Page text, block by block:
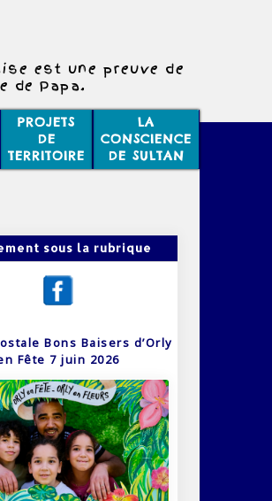
est une preuve de
de Papa.
PROJETS
DE
TERRITOIRE
LA
CONSCIENCE
DE SULTAN
sous la rubrique
Bons Baisers d’Orly
Fête 7 juin 2026